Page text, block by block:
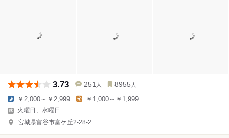
3.73 251 人 8955 人
￥2,000～￥2,999 ￥1,000～￥1,999
火曜日、水曜日
宮城県富谷市富ケ丘2-28-2